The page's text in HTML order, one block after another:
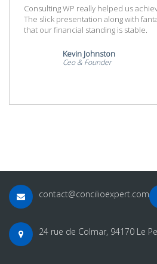
Consulting WP really helped us
The slick presentation along with
that our financial standing is stable.
Kevin Johnston
Ceo & Founder
contact@concilioexpert.com
24 rue de Colmar, 94170 Le